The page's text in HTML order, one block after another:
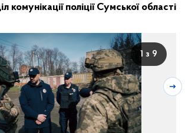
комунікації поліції Сумської області
1 з 9